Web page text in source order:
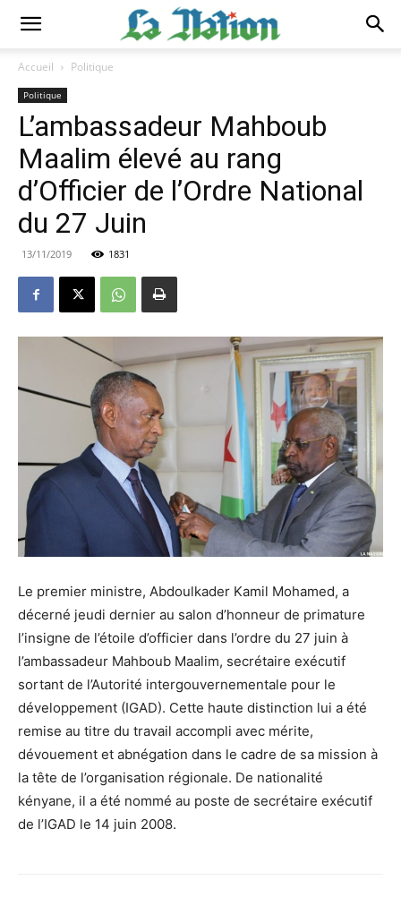
Accueil Politique
Politique
L’ambassadeur Mahboub
Maalim élevé au rang
d’Officier de l’Ordre National
du 27 Juin
13/11/2019 1831
Le premier ministre, Abdoulkader Kamil Mohamed, a
décerné jeudi dernier au salon d’honneur de primature
l’insigne de l’étoile d’officier dans l’ordre du 27 juin à
l’ambassadeur Mahboub Maalim, secrétaire exécutif
sortant de l’Autorité intergouvernementale pour le
développement (IGAD). Cette haute distinction lui a été
remise au titre du travail accompli avec mérite,
dévouement et abnégation dans le cadre de sa mission à
la tête de l’organisation régionale. De nationalité
kényane, il a été nommé au poste de secrétaire exécutif
de l’IGAD le 14 juin 2008.